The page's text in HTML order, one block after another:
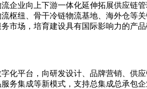
企业向上下游一体化延伸拓展供应链
枢纽、骨干冷链物流基地、海外仓等
场，培育建设具有国际影响力的产
平台，向研发设计、品牌营销、供
务集成等新模式，支持总集成总承包